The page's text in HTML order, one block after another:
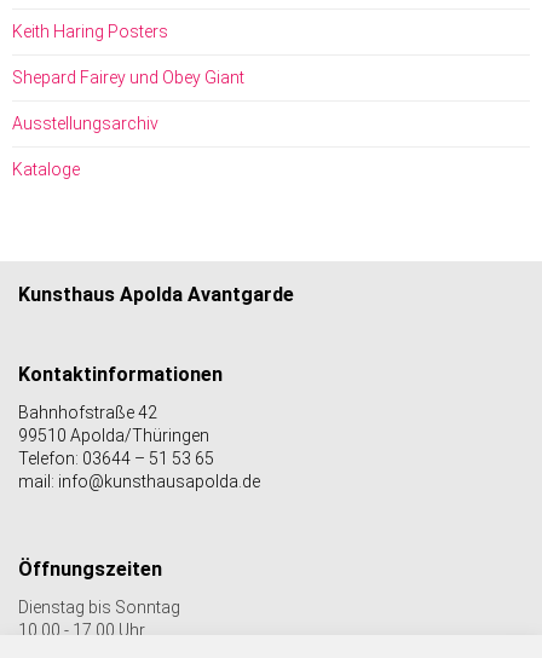
Keith Haring Posters
Shepard Fairey und Obey Giant
Ausstellungsarchiv
Kataloge
Kunsthaus Apolda Avantgarde
Kontaktinformationen
Bahnhofstraße 42
99510 Apolda/Thüringen
Telefon: 03644 – 51 53 65
mail: info@kunsthausapolda.de
Öffnungszeiten
Dienstag bis Sonntag
10.00 - 17.00 Uhr